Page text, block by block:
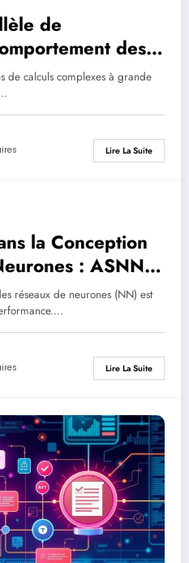
de
des
sur Setonix
de calculs complexes à grande
Lire La Suite
la Conception
: ASNN
réseaux de neurones (NN) est
Lire La Suite